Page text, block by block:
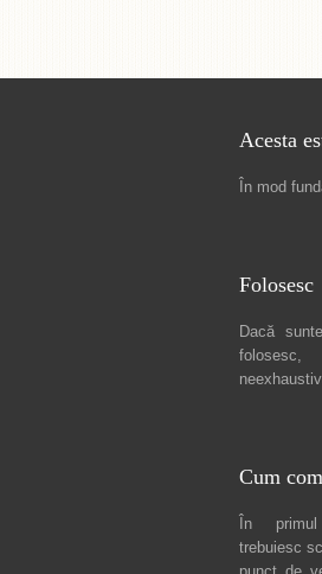
Acesta
În mod
Folosesc
Dacă
Cum
În
trebuiesc